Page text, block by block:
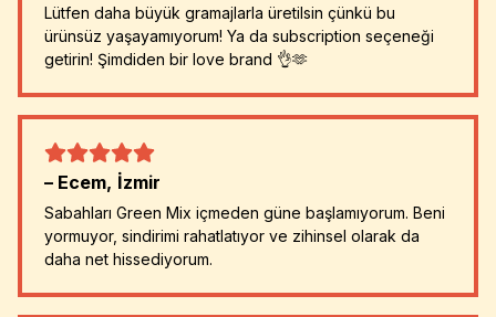
Lütfen daha büyük gramajlarla üretilsin çünkü bu
ürünsüz yaşayamıyorum! Ya da subscription seçeneği
getirin! Şimdiden bir love brand 👌🫶
– Ecem, İzmir
Sabahları Green Mix içmeden güne başlamıyorum. Beni
yormuyor, sindirimi rahatlatıyor ve zihinsel olarak da
daha net hissediyorum.